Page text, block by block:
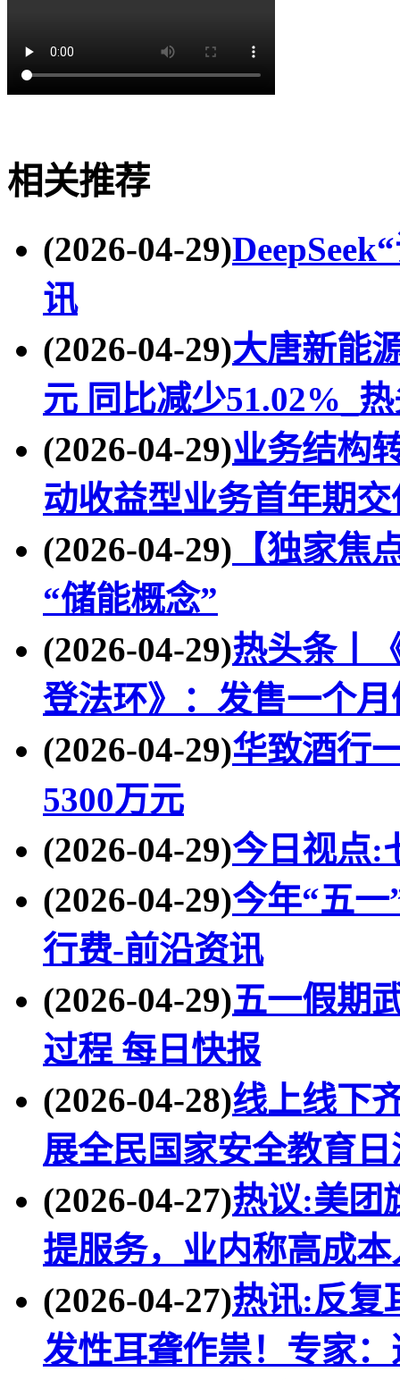
相关推荐
(2026-04-29)
讯
(2026-04-29)大唐新能
元 同比减少51.02%_
(2026-04-29)业务结构
动收益型业务首年期
(2026-04-29) 【独家焦
“储能概念”
(2026-04-29)热头条丨
登法环》：发售一个
(2026-04-29)华致酒行
5300万元
(2026-04-29)今日视点:
(2026-04-29)今年“五
行费-前沿资讯
(2026-04-29)五一假期
过程 每日快报
(2026-04-28)线上线下
展全民国家安全教育日
(2026-04-27)热议:美团
提服务，业内称高成
(2026-04-27)热讯:反复
发性耳聋作祟！专家